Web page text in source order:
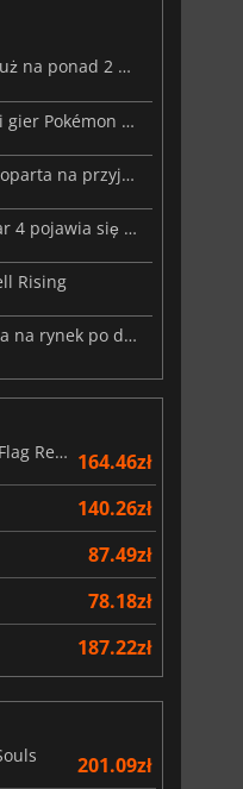
Resident Evil: Veronica znalazł się już na ponad 2 milionach list życzeń
Beast of Reincarnation: twórcy serii gier Pokémon wkraczają na nową ścieżkę
Big Walk już w sprzedaży – podróż oparta na przyjaźni
W Warhammer 40,000: Dawn of War 4 pojawia się frakcja Nekronów
Rising
Forsaken Realms: Vahrin’s Call trafia na rynek po dziesięciu latach prac
Assassin's Creed Black Flag Resynced 164.46zł
140.26zł
87.49zł
78.18zł
187.22zł
201.09zł